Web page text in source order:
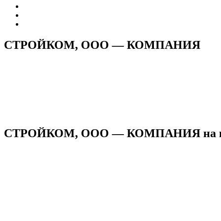
СТРОЙКОМ, ООО — КОМПАНИЯ
СТРОЙКОМ, ООО — КОМПАНИЯ на